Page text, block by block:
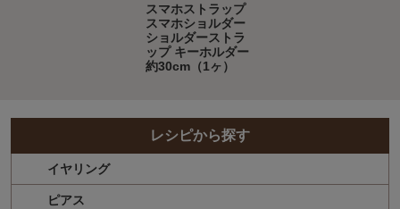
スマホストラップ
スマホショルダー
ショルダーストラ
ップ キーホルダー
約30cm（1ヶ）
レシピから探す
イヤリング
ピアス